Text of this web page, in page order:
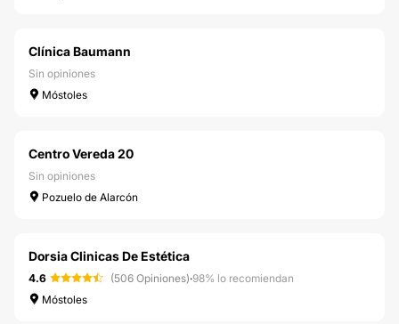
Clínica Baumann
Sin opiniones
Móstoles
Centro Vereda 20
Sin opiniones
Pozuelo de Alarcón
Dorsia Clinicas De Estética
4.6 (506 Opiniones)·98% lo recomiendan
Móstoles